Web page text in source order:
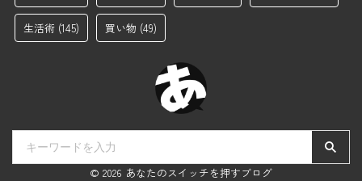
生活術 (145) 買い物 (49)
© 2026 あなたのスイッチを押すブログ